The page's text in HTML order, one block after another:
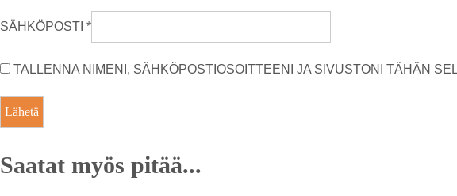
SÄHKÖPOSTI *
TALLENNA NIMENI, SÄHKÖPOSTIOSOITTEENI JA SIVUSTONI TÄHÄN
Saatat myös pitää...